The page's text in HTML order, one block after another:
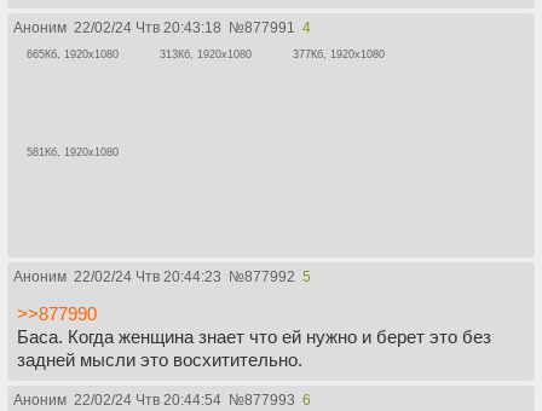
Аноним 22/02/24 Чтв 20:43:18 №877991 4
665Кб, 1920x1080 313Кб, 1920x1080 377Кб, 1920x1080
581Кб, 1920x1080
Аноним 22/02/24 Чтв 20:44:23 №877992 5
>>877990
Баса. Когда женщина знает что ей нужно и берет это без
задней мысли это восхитительно.
Аноним 22/02/24 Чтв 20:44:54 №877993 6